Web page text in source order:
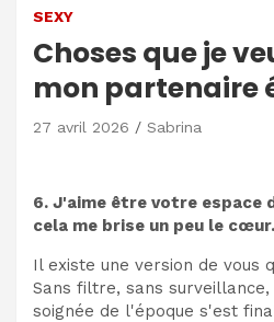
SEXY
Choses que je
mon partenaire
27 avril 2026 Sabrina
6. J'aime être votre espace
cela me brise un peu le cœur.
Il existe une version de vous
Sans filtre, sans
soignée de l'époque s'est